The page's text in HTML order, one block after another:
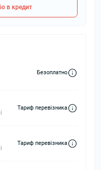
в кредит
Безоплатно
Тариф перевізника
Тариф перевізника